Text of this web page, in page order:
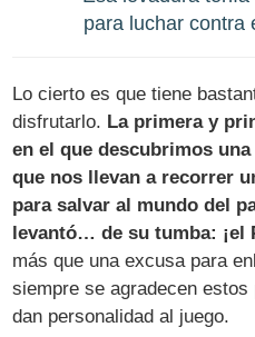
para luchar contra
Lo cierto es que tiene
disfrutarlo. La primera y
en el que descubrimos
que nos llevan a recorrer
para salvar al mundo del
levantó… de su tumba: ¡el
más que una excusa para
siempre se agradecen
dan personalidad al juego.